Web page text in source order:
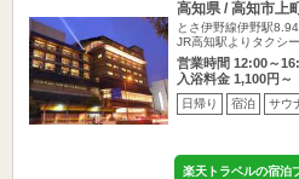
高知県 / 高知市上
とさ伊野線伊野駅
JR高知駅よりタクシ
営業時間 12:00～
入浴料金 1,100円～
日帰り 宿泊 サウ
楽天トラベルの宿泊